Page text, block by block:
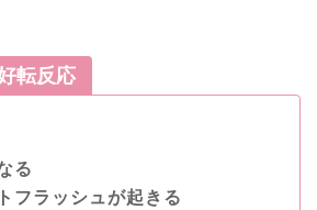
転反応
る
フラッシュが起きる